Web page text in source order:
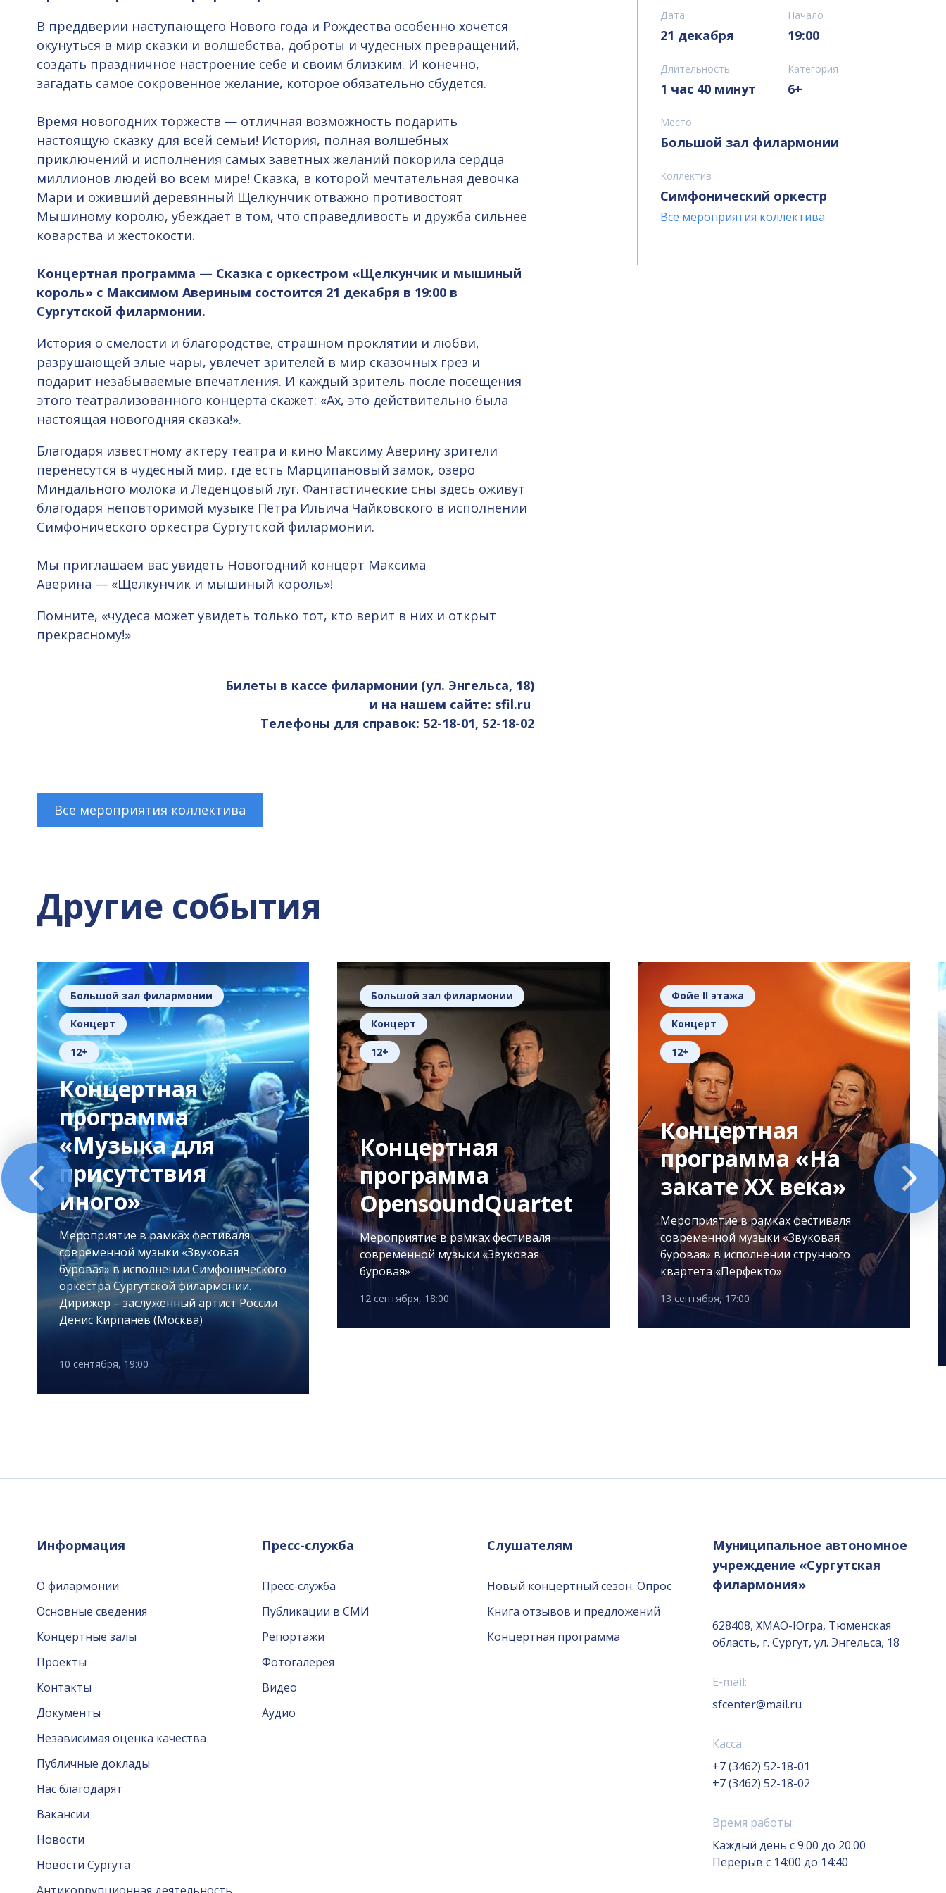
В преддверии наступающего Нового года и Рождества особенно хочется
окунуться в мир сказки и волшебства, доброты и чудесных превращений,
создать праздничное настроение себе и своим близким. И конечно,
загадать самое сокровенное желание, которое обязательно сбудется.
Время новогодних торжеств — отличная возможность подарить
настоящую сказку для всей семьи! История, полная волшебных
приключений и исполнения самых заветных желаний покорила сердца
миллионов людей во всем мире! Сказка, в которой мечтательная девочка
Мари и оживший деревянный Щелкунчик отважно противостоят
Мышиному королю, убеждает в том, что справедливость и дружба сильнее
коварства и жестокости.
Концертная программа — Сказка с оркестром «Щелкунчик и мышиный
король» с Максимом Авериным состоится 21 декабря в 19:00 в
Сургутской филармонии.
История о смелости и благородстве, страшном проклятии и любви,
разрушающей злые чары, увлечет зрителей в мир сказочных грез и
подарит незабываемые впечатления. И каждый зритель после посещения
этого театрализованного концерта скажет: «Ах, это действительно была
настоящая новогодняя сказка!».
Благодаря известному актеру театра и кино Максиму Аверину зрители
перенесутся в чудесный мир, где есть Марципановый замок, озеро
Миндального молока и Леденцовый луг. Фантастические сны здесь оживут
благодаря неповторимой музыке Петра Ильича Чайковского в исполнении
Симфонического оркестра Сургутской филармонии.
Мы приглашаем вас увидеть Новогодний концерт Максима
Аверина — «Щелкунчик и мышиный король»!
Помните, «чудеса может увидеть только тот, кто верит в них и открыт
прекрасному!»
Билеты в кассе филармонии (ул. Энгельса, 18)
и на нашем сайте: sfil.ru
Телефоны для справок: 52-18-01, 52-18-02
Все мероприятия коллектива
Дата
21 декабря
Начало
19:00
Длительность
1 час 40 минут
Категория
6+
Место
Большой зал филармонии
Коллектив
Симфонический оркестр
Все мероприятия коллектива
Другие события
Большой зал филармонии
Концерт
12+
Концертная
программа
«Музыка для
присутствия
иного»
Мероприятие в рамках фестиваля
современной музыки «Звуковая
буровая» в исполнении Симфонического
оркестра Сургутской филармонии.
Дирижёр – заслуженный артист России
Денис Кирпанёв (Москва)
10 сентября, 19:00
Большой зал филармонии
Концерт
12+
Концертная
программа
OpensoundQuartet
Мероприятие в рамках фестиваля
современной музыки «Звуковая
буровая»
12 сентября, 18:00
Фойе II этажа
Концерт
12+
Концертная
программа «На
закате XX века»
Мероприятие в рамках фестиваля
современной музыки «Звуковая
буровая» в исполнении струнного
квартета «Перфекто»
13 сентября, 17:00
Информация
О филармонии
Основные сведения
Концертные залы
Проекты
Контакты
Документы
Независимая оценка качества
Публичные доклады
Нас благодарят
Вакансии
Новости
Новости Сургута
Пресс-служба
Пресс-служба
Публикации в СМИ
Репортажи
Фотогалерея
Видео
Аудио
Слушателям
Новый концертный сезон. Опрос
Книга отзывов и предложений
Концертная программа
Муниципальное автономное
учреждение «Сургутская
филармония»
628408, ХМАО-Югра, Тюменская
область, г. Сургут, ул. Энгельса, 18
E-mail:
sfcenter@mail.ru
Касса:
+7 (3462) 52-18-01
+7 (3462) 52-18-02
Время работы:
Каждый день с 9:00 до 20:00
Перерыв с 14:00 до 14:40